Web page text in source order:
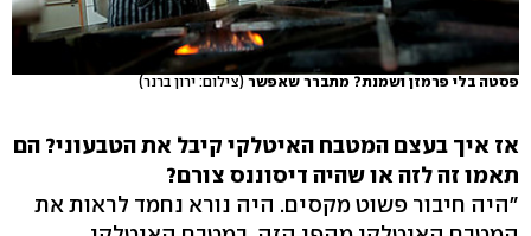
פסטה בלי פרמזן ושמנת? מתברר שאפשר(צילום: ירון ברנר)
אז איך בעצם המטבח האיטלקי קיבל את הטבעוני? הם
תאמו זה לזה או שהיה דיסוננס צורם?
"היה חיבור פשוט מקסים. היה נורא נחמד לראות את